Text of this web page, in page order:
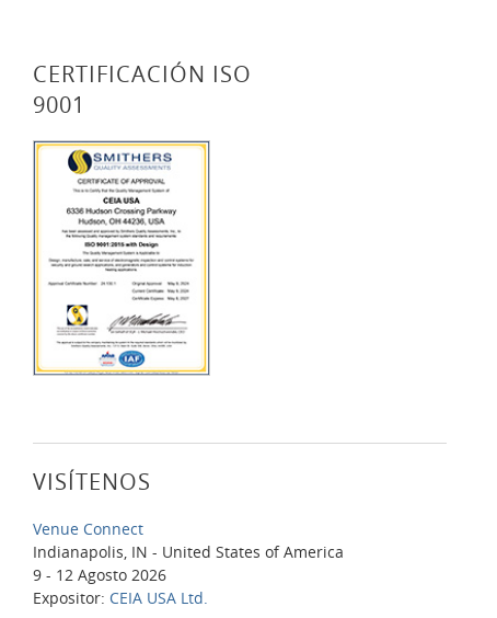
CERTIFICACIÓN ISO
9001
VISÍTENOS
Venue Connect
Indianapolis, IN - United States of America
9 - 12 Agosto 2026
Expositor: CEIA USA Ltd.